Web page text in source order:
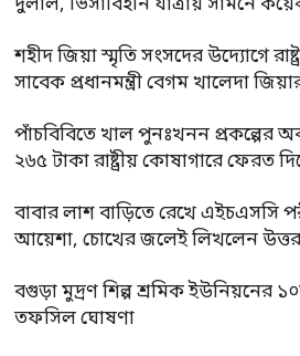
শহীদ জিয়া স্মৃতি সংসদের উদ্যোগে
সাবেক প্রধানমন্ত্রী বেগম খালেদা
পাঁচবিবিতে খাল পুনঃখনন প্রকল্পের
২৬৫ টাকা রাষ্ট্রীয় কোষাগারে ফেরত
বাবার লাশ বাড়িতে রেখে এইচএসসি
আয়েশা, চোখের জলেই লিখলেন
বগুড়া মুদ্রণ শিল্প শ্রমিক ইউনিয়নের ১০ম
তফসিল ঘোষণা